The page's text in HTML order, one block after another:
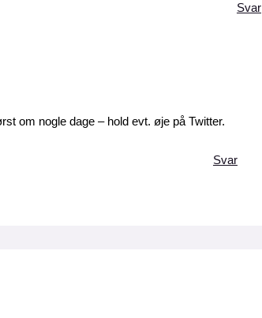
Svar
om nogle dage – hold evt. øje på Twitter.
Svar